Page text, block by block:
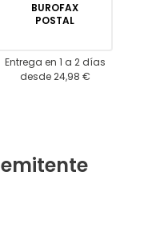
BUROFAX
POSTAL
Entrega en 1 a 2 días
desde 24,98 €